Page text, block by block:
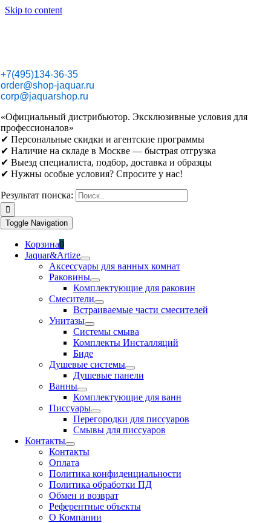
Skip to content
+7(495)134-36-35
order@shop-jaquar.ru
corp@jaquarshop.ru
«Официальный дистрибьютор. Эксклюзивные условия для
профессионалов»
✔ Персональные скидки и агентские программы
✔ Наличие на складе в Москве — быстрая отгрузка
✔ Выезд специалиста, подбор, доставка и образцы
✔ Нужны особые условия? Спросите у нас!
Результат поиска:
Toggle Navigation
Корзина0
Jaquar&Artize
Аксессуары для ванных комнат
Раковины
Комплектующие для раковин
Смесители
Встраиваемые части смесителей
Унитазы
Системы смыва
Комплекты Инсталляций
Биде
Душевые системы
Душевые панели
Ванны
Комплектующие для ванн
Писсуары
Перегородки для писсуаров
Смывы для писсуаров
Контакты
Контакты
Оплата
Политика конфиденциальности
Политика обработки ПД
Обмен и возврат
Референтные объекты
О Компании